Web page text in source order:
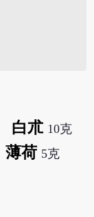
白朮 10克
薄荷 5克